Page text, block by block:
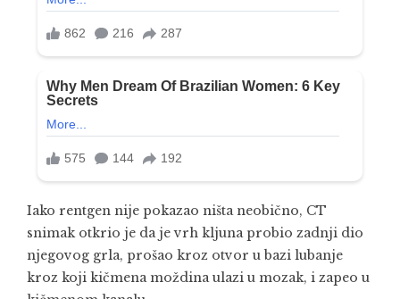
Iako rentgen nije pokazao ništa neobično, CT
snimak otkrio je da je vrh kljuna probio zadnji dio
njegovog grla, prošao kroz otvor u bazi lubanje
kroz koji kičmena moždina ulazi u mozak, i zapeo u